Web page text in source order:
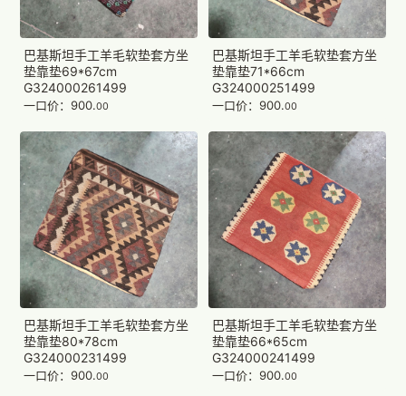
巴基斯坦手工羊毛软垫套方坐
垫靠垫69*67cm
G324000261499
一口价：900.00
巴基斯坦手工羊毛软垫套方坐
垫靠垫71*66cm
G324000251499
一口价：900.00
巴基斯坦手工羊毛软垫套方坐
垫靠垫80*78cm
G324000231499
一口价：900.00
巴基斯坦手工羊毛软垫套方坐
垫靠垫66*65cm
G324000241499
一口价：900.00